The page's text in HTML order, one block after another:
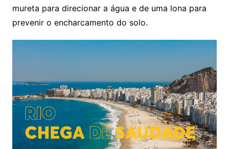
mureta para direcionar a água e de uma lona para
prevenir o encharcamento do solo.